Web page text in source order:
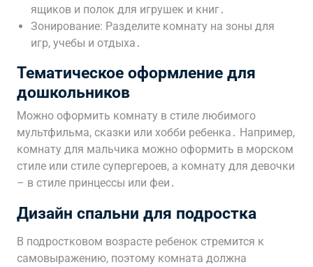
ящиков и полок для игрушек и книг․
Зонирование: Разделите комнату на зоны для
игр, учебы и отдыха․
Тематическое оформление для
дошкольников
Можно оформить комнату в стиле любимого
мультфильма, сказки или хобби ребенка․ Например,
комнату для мальчика можно оформить в морском
стиле или стиле супергероев, а комнату для девочки
– в стиле принцессы или феи․
Дизайн спальни для подростка
В подростковом возрасте ребенок стремится к
самовыражению, поэтому комната должна